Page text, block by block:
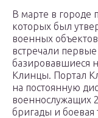
В марте в городе
которых был
военных
встречали
базировавшиеся
Клинцы. Портал
на постоянную
военнослужащих
бригады и боевая